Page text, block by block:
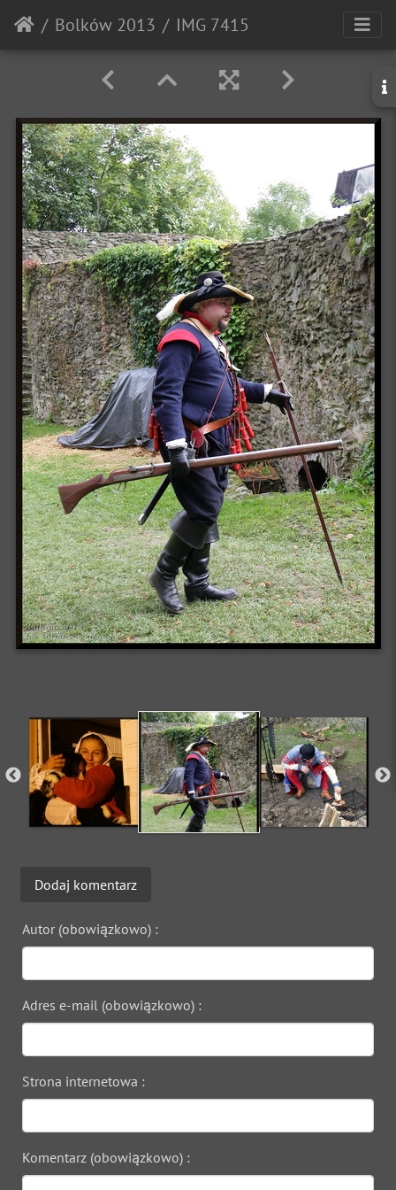
Bolków 2013 IMG 7415
Dodaj komentarz
Autor (obowiązkowo) :
Adres e-mail (obowiązkowo) :
Strona internetowa :
Komentarz (obowiązkowo) :